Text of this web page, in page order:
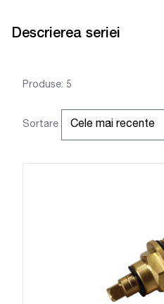
Descrierea seriei
Produse: 5
Sortare